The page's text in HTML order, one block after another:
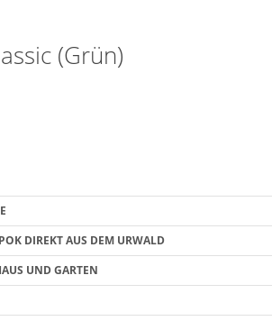
(Grün)
DIREKT AUS DEM URWALD
UND GARTEN